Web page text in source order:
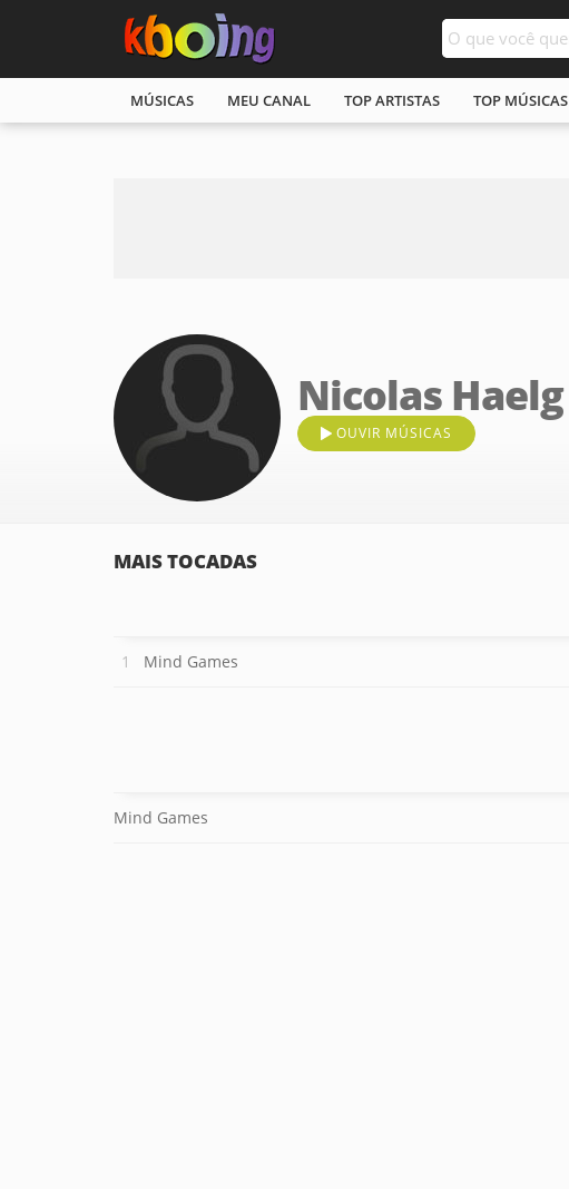
MÚSICAS MEU CANAL TOP ARTISTAS TOP MÚSICAS
Nicolas Haelg
OUVIR MÚSICAS
MAIS TOCADAS
Mind Games
Mind Games